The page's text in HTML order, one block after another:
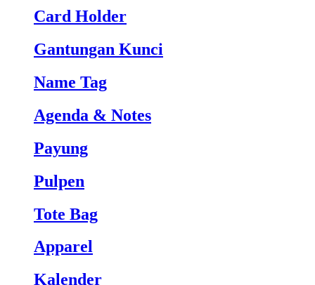
Card Holder
Gantungan Kunci
Name Tag
Agenda & Notes
Payung
Pulpen
Tote Bag
Apparel
Kalender